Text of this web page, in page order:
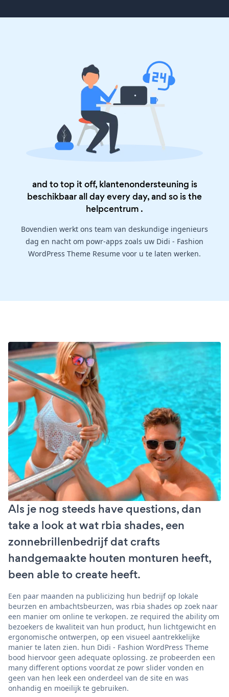
and to top it off, klantenondersteuning is
beschikbaar all day every day, and so is the
helpcentrum .
Bovendien werkt ons team van deskundige ingenieurs
dag en nacht om powr-apps zoals uw Didi - Fashion
WordPress Theme Resume voor u te laten werken.
Als je nog steeds have questions, dan
take a look at wat rbia shades, een
zonnebrillenbedrijf dat crafts
handgemaakte houten monturen heeft,
been able to create heeft.
Een paar maanden na publicizing hun bedrijf op lokale
beurzen en ambachtsbeurzen, was rbia shades op zoek naar
een manier om online te verkopen. ze required the ability om
bezoekers de kwaliteit van hun product, hun lichtgewicht en
ergonomische ontwerpen, op een visueel aantrekkelijke
manier te laten zien. hun Didi - Fashion WordPress Theme
bood hiervoor geen adequate oplossing. ze probeerden een
many different options voordat ze powr slider vonden en
geen van hen leek een onderdeel van de site en was
onhandig en moeilijk te gebruiken.